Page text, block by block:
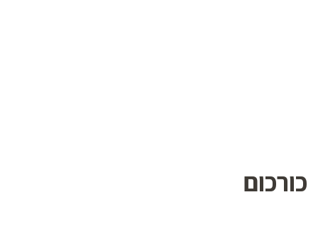
כורכום